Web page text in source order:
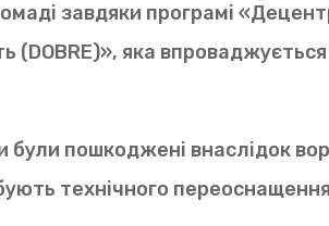
завдяки програмі
(DOBRE)», яка
були пошкоджені внаслідок
технічного